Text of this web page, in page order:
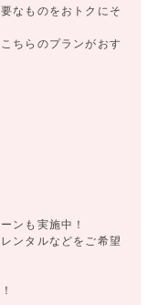
なものをおトクにそ
ちらのプランがおす
ンも実施中！
ンタルなどをご希望